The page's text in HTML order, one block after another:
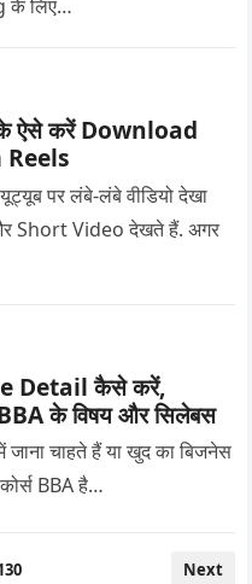
के लिए…
के ऐसे करें Download
पर लंबे-लंबे वीडियो देखा
Short Video देखते हैं. अगर
Detail कैसे करें,
BBA के विषय और सिलेबस
चाहते हैं या खुद का बिजनेस
BBA है…
Next